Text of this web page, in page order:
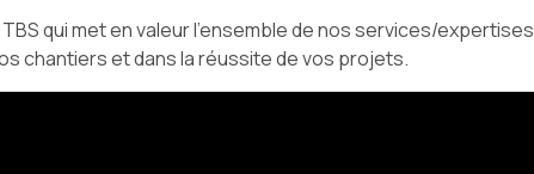
Denis
qui met en valeur l’ensemble de nos services/expertises
chantiers et dans la réussite de vos projets.